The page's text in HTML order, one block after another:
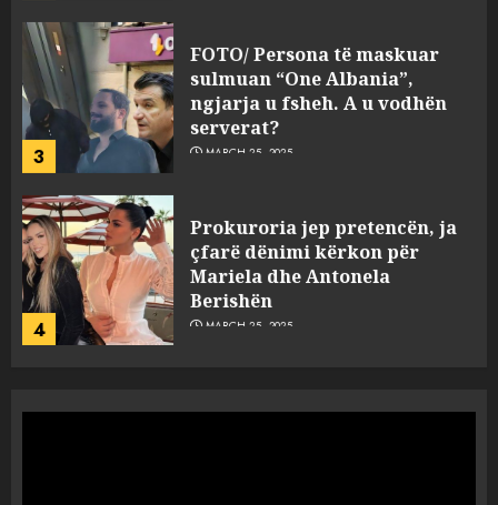
3
FOTO/ Persona të maskuar
sulmuan “One Albania”,
ngjarja u fsheh. A u vodhën
serverat?
MARCH 25, 2025
4
Prokuroria jep pretencën, ja
çfarë dënimi kërkon për
Mariela dhe Antonela
Berishën
MARCH 25, 2025